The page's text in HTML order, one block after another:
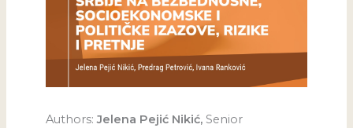
Authors:Jelena Pejić Nikić,Senior